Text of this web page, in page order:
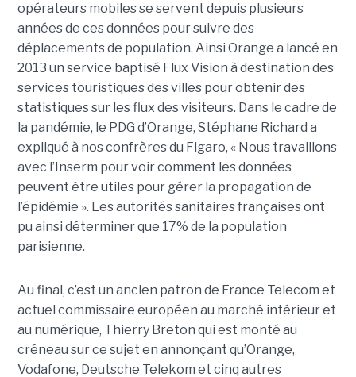
opérateurs mobiles se servent depuis plusieurs
années de ces données pour suivre des
déplacements de population. Ainsi Orange a lancé en
2013 un service baptisé Flux Vision à destination des
services touristiques des villes pour obtenir des
statistiques sur les flux des visiteurs. Dans le cadre de
la pandémie, le PDG d’Orange, Stéphane Richard a
expliqué à nos confrères du Figaro, « Nous travaillons
avec l’Inserm pour voir comment les données
peuvent être utiles pour gérer la propagation de
l’épidémie ». Les autorités sanitaires françaises ont
pu ainsi déterminer que 17% de la population
parisienne.
Au final, c’est un ancien patron de France Telecom et
actuel commissaire européen au marché intérieur et
au numérique, Thierry Breton qui est monté au
créneau sur ce sujet en annonçant qu’Orange,
Vodafone, Deutsche Telekom et cinq autres